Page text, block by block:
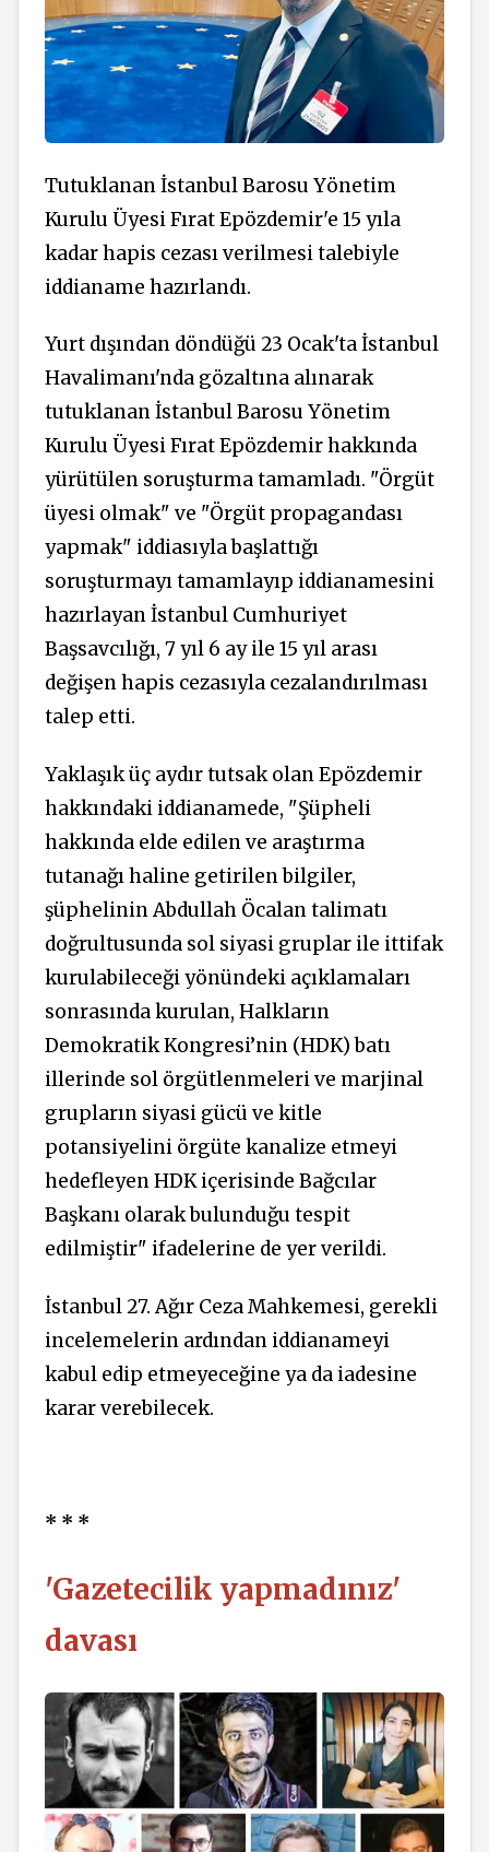
Tutuklanan İstanbul Barosu Yönetim
Kurulu Üyesi Fırat Epözdemir'e 15 yıla
kadar hapis cezası verilmesi talebiyle
iddianame hazırlandı.
Yurt dışından döndüğü 23 Ocak'ta İstanbul
Havalimanı'nda gözaltına alınarak
tutuklanan İstanbul Barosu Yönetim
Kurulu Üyesi Fırat Epözdemir hakkında
yürütülen soruşturma tamamladı. "Örgüt
üyesi olmak" ve "Örgüt propagandası
yapmak" iddiasıyla başlattığı
soruşturmayı tamamlayıp iddianamesini
hazırlayan İstanbul Cumhuriyet
Başsavcılığı, 7 yıl 6 ay ile 15 yıl arası
değişen hapis cezasıyla cezalandırılması
talep etti.
Yaklaşık üç aydır tutsak olan Epözdemir
hakkındaki iddianamede, "Şüpheli
hakkında elde edilen ve araştırma
tutanağı haline getirilen bilgiler,
şüphelinin Abdullah Öcalan talimatı
doğrultusunda sol siyasi gruplar ile ittifak
kurulabileceği yönündeki açıklamaları
sonrasında kurulan, Halkların
Demokratik Kongresi’nin (HDK) batı
illerinde sol örgütlenmeleri ve marjinal
grupların siyasi gücü ve kitle
potansiyelini örgüte kanalize etmeyi
hedefleyen HDK içerisinde Bağcılar
Başkanı olarak bulunduğu tespit
edilmiştir" ifadelerine de yer verildi.
İstanbul 27. Ağır Ceza Mahkemesi, gerekli
incelemelerin ardından iddianameyi
kabul edip etmeyeceğine ya da iadesine
karar verebilecek.
* * *
'Gazetecilik yapmadınız'
davası